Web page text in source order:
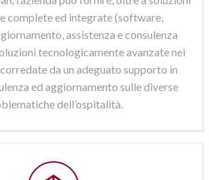
complete ed integrate (software,
assistenza e consulenza
tecnologicamente avanzate nei
da un adeguato supporto in
ed aggiornamento sulle diverse
dell’ospitalità.